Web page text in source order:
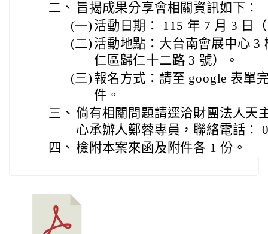
二、 旨揭成果分享會相關資訊如下：
(一) 活動日期： 115 年 7 月 3 日
(二) 活動地點：大台南會展中心 3
仁區歸仁十二路 3 號）。
(三) 報名方式：請至 google 表單
件。
三、 倘有相關問題請逕洽財團法人天
心承辦人鄭蓉專員，聯絡電話：
四、 檢附本案來函及附件各 1 份。